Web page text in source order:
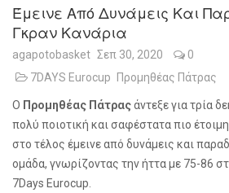
Έμεινε Από Δυνάμεις Και
Γκραν Κανάρια
agapotobasket Σεπ 30, 2020
0
7DAYS Eurocup
Προμηθέας Πάτρας
Ο Προμηθέας Πάτραςάντεξε για τρία
πολύ ποιοτική και σαφέστατα πιο έτοιμη
στο τέλος έμεινε από δυνάμεις και
ομάδα, γνωρίζοντας την ήττα με 75-86
7Days Eurocup